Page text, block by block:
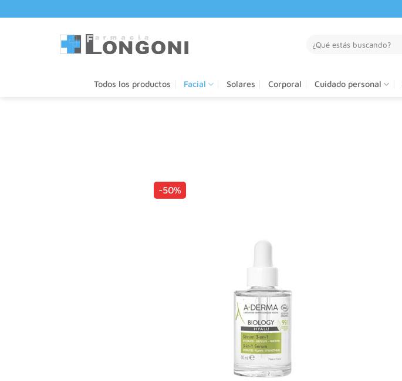
al
por:
Todos los productos Facial Solares Corporal Cuidado personal
-50%